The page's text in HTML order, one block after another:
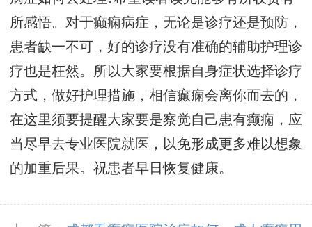
所感悟。对于癫痫病症，无论是诊疗还是预防，
患者缺一不可，好的诊疗没有准确的辅助护理诊
疗也是枉然。所以大家要根据自身症状选择诊疗
方式，做好护理措施，相信癫痫会离你而去的，
在这里须要提醒大家要是察觉自己患有癫痫，应
当尽早去专业医院就医，以免形成更多难以想象
的加重后果。祝患者早日恢复健康。